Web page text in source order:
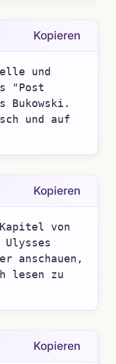
Kopieren
und
"Post
Bukowski.
und auf
Kopieren
von
Ulysses
anschauen,
lesen zu
Kopieren